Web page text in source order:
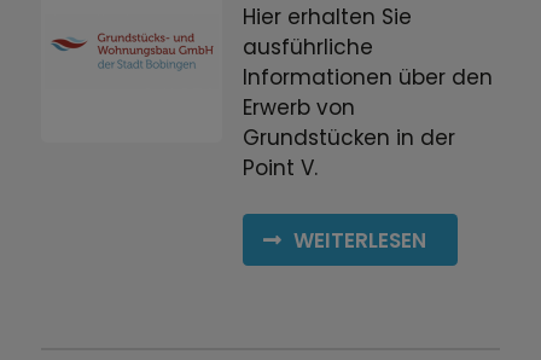
Satzungen und Verordnungen
Energiestadt Bobingen
Grundstücks- und
Wohnungsbau GmbH
Amtliche Bekanntmachungen
Hier erhalten Sie
ausführliche
Informationen über den
Erwerb von
Grundstücken in der
Point V.
WEITERLESEN